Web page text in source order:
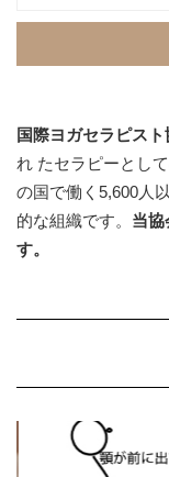
国際ヨガセラピス
れ たセラピーとし
の国で働く5,600人
的な組織です。 当
す。